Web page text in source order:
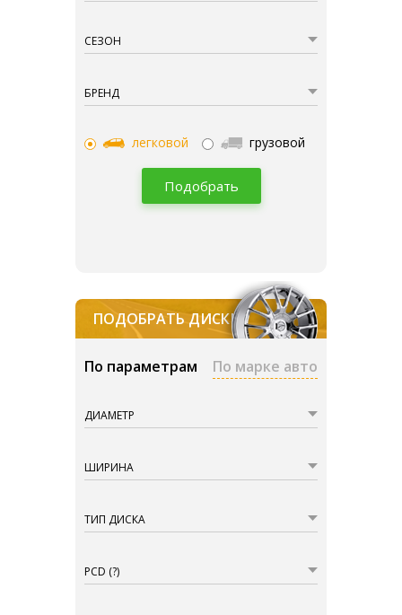
СЕЗОН
БРЕНД
легковой грузовой
Подобрать
ПОДОБРАТЬ ДИСКИ
По параметрам По марке авто
ДИАМЕТР
ШИРИНА
ТИП ДИСКА
PCD (?)